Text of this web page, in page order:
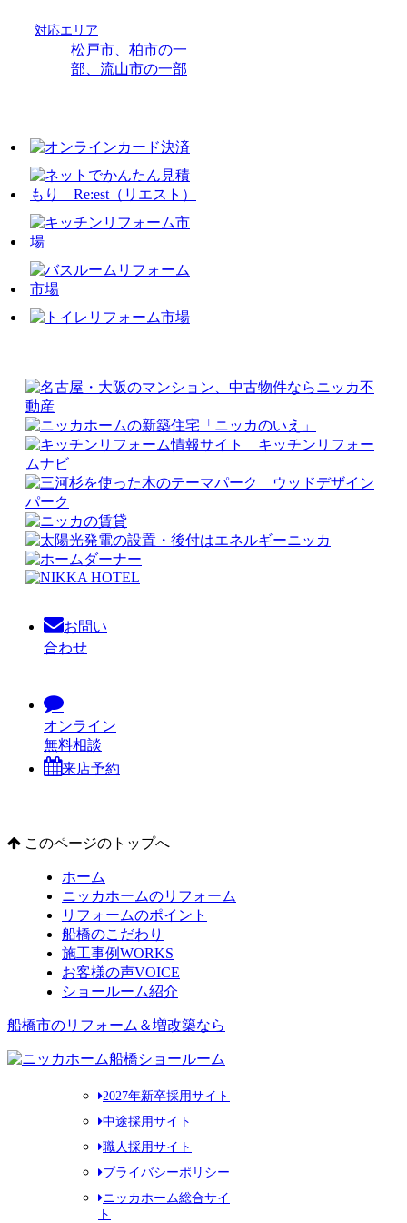
対応エリア
松戸市、柏市の一
部、流山市の一部
お問い
合わせ
オンライン
無料相談
来店予約
このページのトップへ
ホーム
ニッカホームのリフォーム
リフォームのポイント
船橋のこだわり
施工事例WORKS
お客様の声VOICE
ショールーム紹介
船橋市のリフォーム＆増改築なら
2027年新卒採用サイト
中途採用サイト
職人採用サイト
プライバシーポリシー
ニッカホーム総合サイ
ト